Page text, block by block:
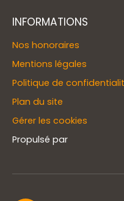
INFORMATIONS
Nos honoraires
Mentions légales
Politique de
Plan du site
Gérer les cookies
Propulsé par